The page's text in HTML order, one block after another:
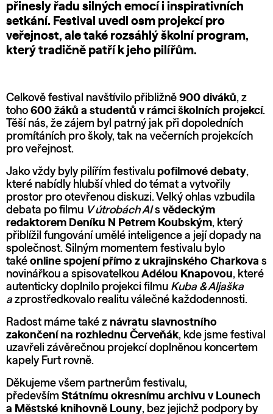
přinesly řadu silných emocí i inspirativních
setkání. Festival uvedl osm projekcí pro
veřejnost, ale také rozsáhlý školní program,
který tradičně patří k jeho pilířům.
Celkově festival navštívilo přibližně 900 diváků, z
toho 600 žáků a studentů v rámci školních projekcí.
Těší nás, že zájem byl patrný jak při dopoledních
promítáních pro školy, tak na večerních projekcích
pro veřejnost.
Jako vždy byly pilířím festivalu pofilmové debaty,
které nabídly hlubší vhled do témat a vytvořily
prostor pro otevřenou diskuzi. Velký ohlas vzbudila
debata po filmu V útrobách AIs vědeckým
redaktorem Deníku N Petrem Koubským, který
přiblížil fungování umělé inteligence a její dopady na
společnost. Silným momentem festivalu bylo
také online spojení přímo z ukrajinského Charkova s
novinářkou a spisovatelkou Adélou Knapovou, které
autenticky doplnilo projekci filmu Kuba & Aljaška
azprostředkovalo realitu válečné každodennosti.
Radost máme také z návratu slavnostního
zakončení na rozhlednu Červeňák, kde jsme festival
uzavřeli závěrečnou projekcí doplněnou koncertem
kapely Furt rovně.
Děkujeme všem partnerům festivalu,
především Státnímu okresnímu archivu v Lounech
a Městské knihovně Louny, bez jejichž podpory by